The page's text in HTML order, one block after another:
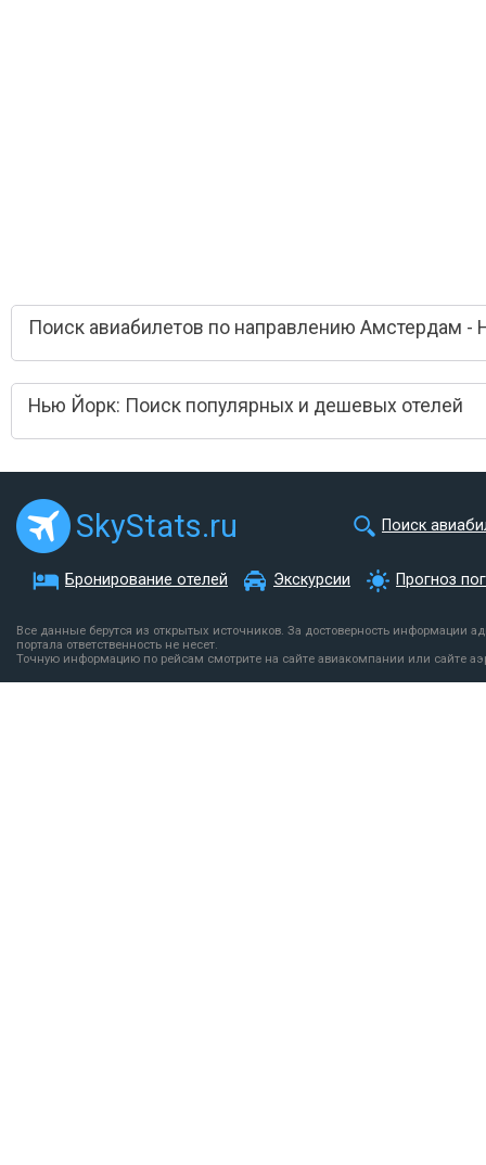
Поиск авиабилетов по направлению Амстердам -
Нью Йорк: Поиск популярных и дешевых отелей
SkyStats.ru Поиск
Бронирование отелей Экскурсии Прогноз
Все данные берутся из открытых источников. За достоверность информации
портала ответственность не несет.
Точную информацию по рейсам смотрите на сайте авиакомпании или сайте